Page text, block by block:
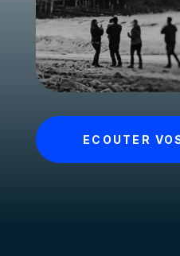
ECOUTER